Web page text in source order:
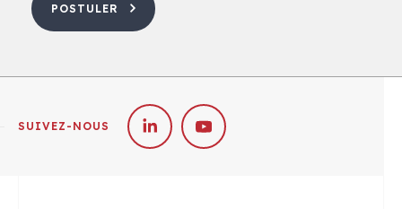
POSTULER
SUIVEZ-NOUS